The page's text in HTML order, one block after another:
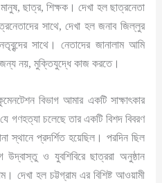
মানুষ, ছাত্র, শিক্ষক। দেখা হল ছাত্রনেতা
সাথে, দেখা হল জনাব জিল্লুর
সাথে। নেতাদের জানালাম আমি
জন্য নয়, মুক্তিযুদ্ধে কাজ করতে।
বিভাগ আমার একটি সাক্ষাৎকার
গণহত্যা চলেছে তার একটি বিশদ বিবরণ
স্থানে প্রদর্শিত হয়েছিল। পরদিন ছিল
ও যুবশিবিরে ছাত্ররা অনুষ্ঠান
হল চট্টগ্রাম এর বিশিষ্ট আওয়ামী